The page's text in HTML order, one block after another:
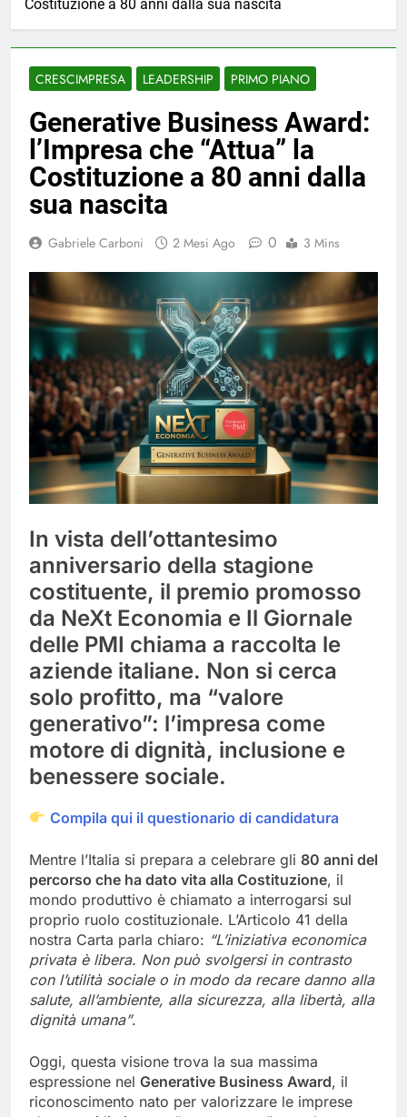
Costituzione a 80 anni dalla sua nascita
CRESCIMPRESA LEADERSHIP PRIMO PIANO
Generative Business Award:
l’Impresa che “Attua” la
Costituzione a 80 anni dalla
sua nascita
Gabriele Carboni 2 Mesi Ago 0 3 Mins
In vista dell’ottantesimo
anniversario della stagione
costituente, il premio promosso
da NeXt Economia e Il Giornale
delle PMI chiama a raccolta le
aziende italiane. Non si cerca
solo profitto, ma “valore
generativo”: l’impresa come
motore di dignità, inclusione e
benessere sociale.
Compila qui il questionario di candidatura
Mentre l’Italia si prepara a celebrare gli 80 anni del
percorso che ha dato vita alla Costituzione, il
mondo produttivo è chiamato a interrogarsi sul
proprio ruolo costituzionale. L’Articolo 41 della
nostra Carta parla chiaro: “L’iniziativa economica
privata è libera. Non può svolgersi in contrasto
con l’utilità sociale o in modo da recare danno alla
salute, all’ambiente, alla sicurezza, alla libertà, alla
dignità umana”.
Oggi, questa visione trova la sua massima
espressione nel Generative Business Award, il
riconoscimento nato per valorizzare le imprese